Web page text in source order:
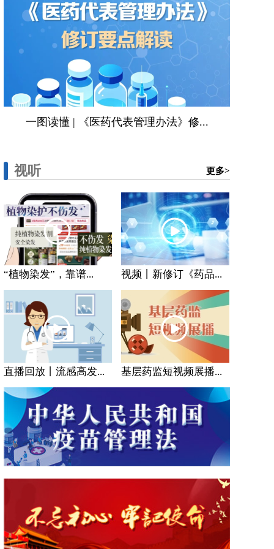
一图读懂 | 《医药代表管理办法》修...
视听 更多>
“植物染发”，靠谱... 视频丨新修订《药品...
直播回放丨流感高发... 基层药监短视频展播...